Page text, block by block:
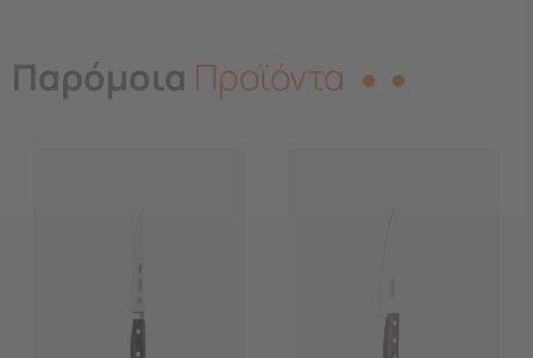
Παρόμοια Προϊόντα